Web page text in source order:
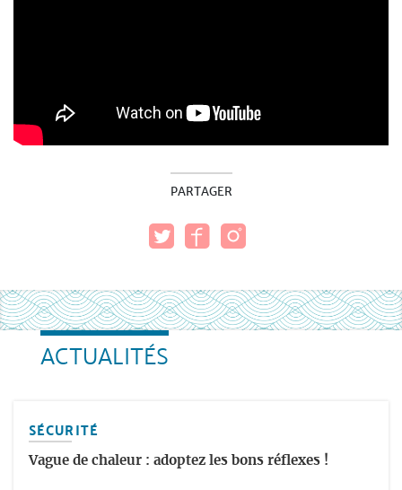
PARTAGER
ACTUALITÉS
SÉCURITÉ
Vague de chaleur : adoptez les bons réflexes !